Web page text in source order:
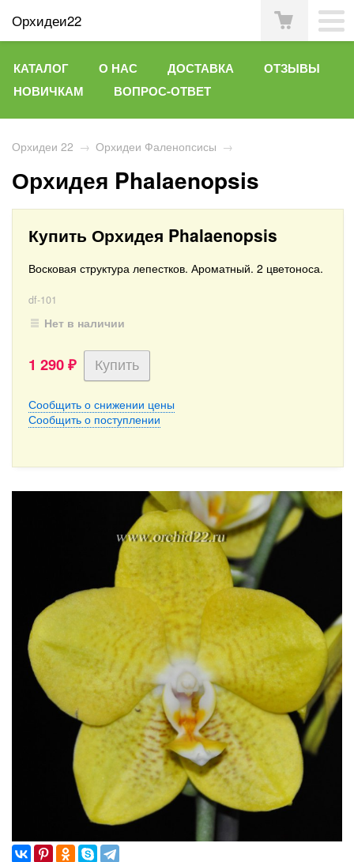
Орхидеи22
КАТАЛОГ О НАС ДОСТАВКА
ОТЗЫВЫ
НОВИЧКАМ
ВОПРОС-ОТВЕТ
Орхидеи 22 → Орхидеи Фаленопсисы →
Орхидея Phalaenopsis
Купить Орхидея Phalaenopsis
Восковая структура лепестков. Ароматный. 2 цветоноса.
df-101
Нет в наличии
1 290 ₽
Сообщить о снижении цены
Сообщить о поступлении